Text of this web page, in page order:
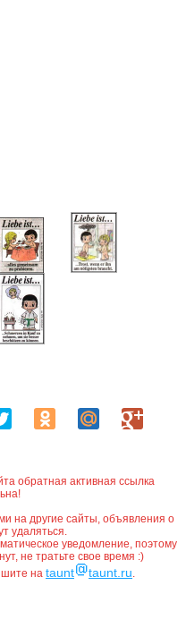
обратная активная ссылка
на другие сайты, объявления о
удаляться.
уведомление, поэтому
не тратьте свое время :)
на taunt taunt.ru.